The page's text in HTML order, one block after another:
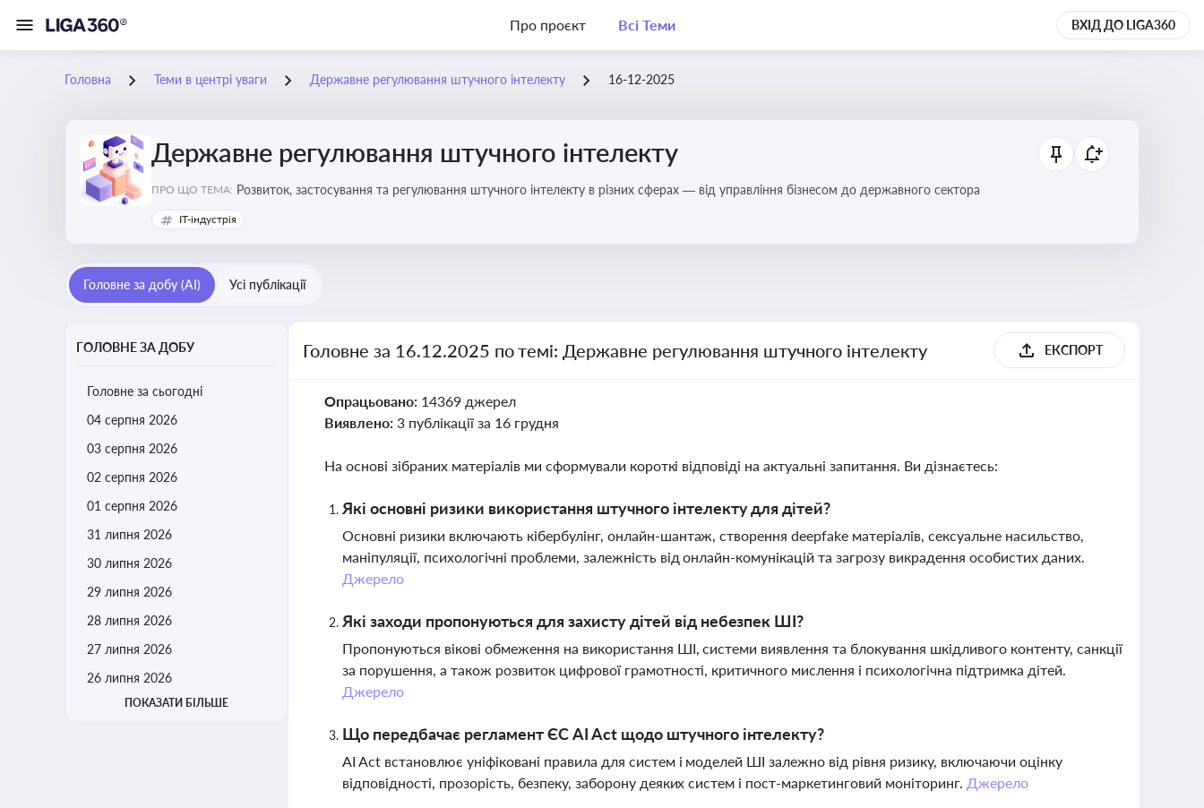
Про проєкт Всі Теми ВХІД ДО LIGA360
Головна Теми в центрі уваги Державне регулювання штучного інтелекту 16-12-2025
Державне регулювання штучного інтелекту
ПРО ЩО ТЕМА: Розвиток, застосування та регулювання штучного інтелекту в різних сферах — від управління бізнесом до державного сектора
IT-індустрія
Головне за добу (AI) Усі публікації
ГОЛОВНЕ ЗА ДОБУ
Головне за сьогодні
04 серпня 2026
03 серпня 2026
02 серпня 2026
01 серпня 2026
31 липня 2026
30 липня 2026
29 липня 2026
28 липня 2026
27 липня 2026
26 липня 2026
ПОКАЗАТИ БІЛЬШЕ
Головне за 16.12.2025 по темі: Державне регулювання штучного інтелекту ЕКСПОРТ
Опрацьовано: 14369 джерел
Виявлено: 3 публікації за 16 грудня
На основі зібраних матеріалів ми сформували короткі відповіді на актуальні запитання. Ви дізнаєтесь:
Які основні ризики використання штучного інтелекту для дітей?
Основні ризики включають кібербулінг, онлайн-шантаж, створення deepfake матеріалів, сексуальне насильство,
маніпуляції, психологічні проблеми, залежність від онлайн-комунікацій та загрозу викрадення особистих даних.
Джерело
Які заходи пропонуються для захисту дітей від небезпек ШІ?
Пропонуються вікові обмеження на використання ШІ, системи виявлення та блокування шкідливого контенту, санкції
за порушення, а також розвиток цифрової грамотності, критичного мислення і психологічна підтримка дітей.
Джерело
Що передбачає регламент ЄС AI Act щодо штучного інтелекту?
AI Act встановлює уніфіковані правила для систем і моделей ШІ залежно від рівня ризику, включаючи оцінку
відповідності, прозорість, безпеку, заборону деяких систем і пост-маркетинговий моніторинг. Джерело